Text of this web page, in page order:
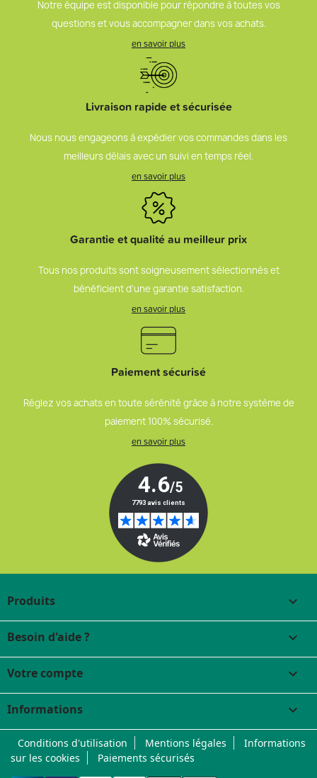
Notre équipe est disponible pour répondre à toutes vos
questions et vous accompagner dans vos achats.
en savoir plus
Livraison rapide et sécurisée
Nous nous engageons à expédier vos commandes dans les
meilleurs délais avec un suivi en temps réel.
en savoir plus
Garantie et qualité au meilleur prix
Tous nos produits sont soigneusement sélectionnés et
bénéficient d’une garantie satisfaction.
en savoir plus
Paiement sécurisé
Réglez vos achats en toute sérénité grâce à notre système de
paiement 100% sécurisé.
en savoir plus
Produits 
Besoin d'aide ? 
Votre compte 
Informations keyboard_arrow_down
Conditions d'utilisation Mentions légales
Informations
sur les cookies
Paiements sécurisés